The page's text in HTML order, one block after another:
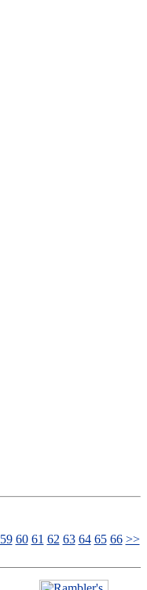
59 60 61 62 63 64 65 66 >>